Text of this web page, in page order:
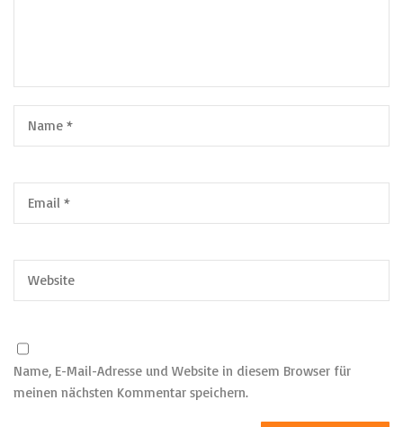
Name, E-Mail-Adresse und Website in diesem Browser für
meinen nächsten Kommentar speichern.